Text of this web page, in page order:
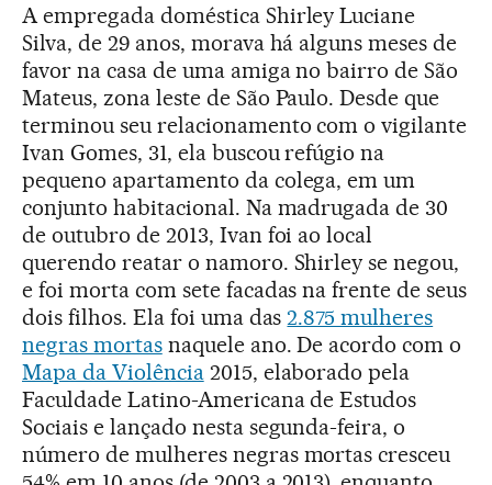
A empregada doméstica Shirley Luciane
Silva, de 29 anos, morava há alguns meses de
favor na casa de uma amiga no bairro de São
Mateus, zona leste de São Paulo. Desde que
terminou seu relacionamento com o vigilante
Ivan Gomes, 31, ela buscou refúgio na
pequeno apartamento da colega, em um
conjunto habitacional. Na madrugada de 30
de outubro de 2013, Ivan foi ao local
querendo reatar o namoro. Shirley se negou,
e foi morta com sete facadas na frente de seus
dois filhos. Ela foi uma das2.875 mulheres
negras mortasnaquele ano. De acordo com o
Mapa da Violência2015, elaborado pela
Faculdade Latino-Americana de Estudos
Sociais e lançado nesta segunda-feira, o
número de mulheres negras mortas cresceu